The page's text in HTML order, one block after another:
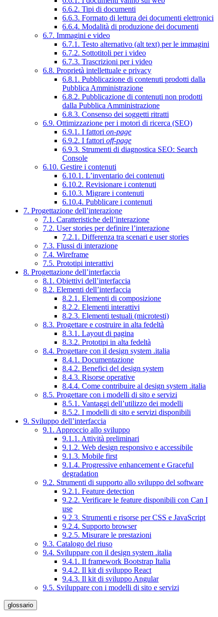
6.6.2. Tipi di documenti
6.6.3. Formato di lettura dei documenti elettronici
6.6.4. Modalità di produzione dei documenti
6.7. Immagini e video
6.7.1. Testo alternativo (alt text) per le immagini
6.7.2. Sottotitoli per i video
6.7.3. Trascrizioni per i video
6.8. Proprietà intellettuale e privacy
6.8.1. Pubblicazione di contenuti prodotti dalla
Pubblica Amministrazione
6.8.2. Pubblicazione di contenuti non prodotti
dalla Pubblica Amministrazione
6.8.3. Consenso dei soggetti ritratti
6.9. Ottimizzazione per i motori di ricerca (SEO)
6.9.1. I fattori on-page
6.9.2. I fattori off-page
6.9.3. Strumenti di diagnostica SEO: Search
Console
6.10. Gestire i contenuti
6.10.1. L’inventario dei contenuti
6.10.2. Revisionare i contenuti
6.10.3. Migrare i contenuti
6.10.4. Pubblicare i contenuti
7. Progettazione dell’interazione
7.1. Caratteristiche dell’interazione
7.2. User stories per definire l’interazione
7.2.1. Differenza tra scenari e user stories
7.3. Flussi di interazione
7.4. Wireframe
7.5. Prototipi interattivi
8. Progettazione dell’interfaccia
8.1. Obiettivi dell’interfaccia
8.2. Elementi dell’interfaccia
8.2.1. Elementi di composizione
8.2.2. Elementi interattivi
8.2.3. Elementi testuali (microtesti)
8.3. Progettare e costruire in alta fedeltà
8.3.1. Layout di pagina
8.3.2. Prototipi in alta fedeltà
8.4. Progettare con il design system .italia
8.4.1. Documentazione
8.4.2. Benefici del design system
8.4.3. Risorse operative
8.4.4. Come contribuire al design system .italia
8.5. Progettare con i modelli di sito e servizi
8.5.1. Vantaggi dell’utilizzo dei modelli
8.5.2. I modelli di sito e servizi disponibili
9. Sviluppo dell’interfaccia
9.1. Approccio allo sviluppo
9.1.1. Attività preliminari
9.1.2. Web design responsivo e accessibile
9.1.3. Mobile first
9.1.4. Progressive enhancement e Graceful
degradation
9.2. Strumenti di supporto allo sviluppo del software
9.2.1. Feature detection
9.2.2. Verificare le feature disponibili con Can I
use
9.2.3. Strumenti e risorse per CSS e JavaScript
9.2.4. Supporto browser
9.2.5. Misurare le prestazioni
9.3. Catalogo del riuso
9.4. Sviluppare con il design system .italia
9.4.1. Il framework Bootstrap Italia
9.4.2. Il kit di sviluppo React
9.4.3. Il kit di sviluppo Angular
9.5. Sviluppare con i modelli di sito e servizi
glossario